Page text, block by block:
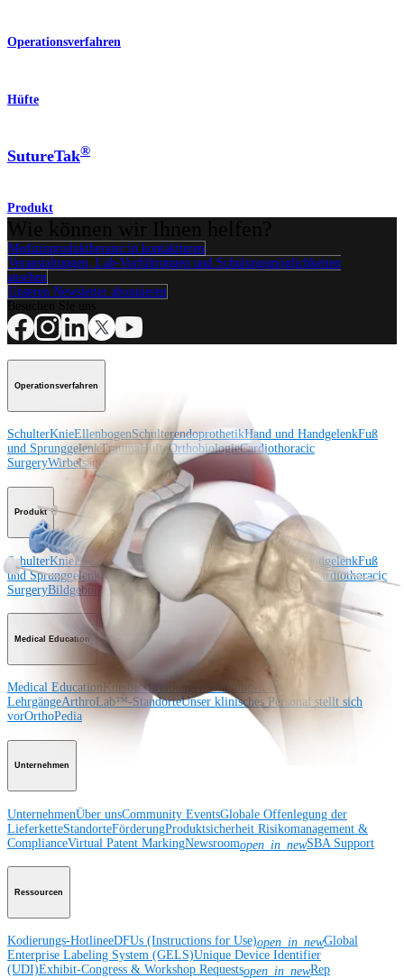
Operationsverfahren
Hüfte
SutureTak®
Produkt
Medizinproduktberater:in kontaktieren
Veranstaltungen, Lab-Vorführungen und Schulungsmöglichkeiten
ansehen
Unseren Newsletter abonnieren
Operationsverfahren
SchulterKnieEllenbogenSchulterendoprothetikHand und HandgelenkFuß
und SprunggelenkTraumaHüfteOrthobiologieCardiothoracic
SurgeryWirbelsäule
Produkt
SchulterKnieEllenbogen SchulterendoprothetikHand und HandgelenkFuß
und Sprunggelenk HüfteOrthobiologieHerz-ThoraxchirurgieCardiothoracic
SurgeryBildgebung & Resektion
Medical Education
Medical Education Kursbeschreibungen
Schulungen &
LehrgängeArthroLab™-StandorteUnser klinisches Personal stellt sich
vorOrthoPedia
Unternehmen
UnternehmenÜber unsCommunity EventsGlobale Offenlegung der
LieferketteStandorteFörderungProduktsicherheit Risikomanagement &
ComplianceVirtual Patent MarkingNewsroomopen_in_newSBA Support
Ressourcen
Kodierungs-HotlineeDFUs (Instructions for Use)open_in_newGlobal
Enterprise Labeling System (GELS)Unique Device Identifier
(UDI)Exhibit-Congress & Workshop Requestsopen_in_newRep